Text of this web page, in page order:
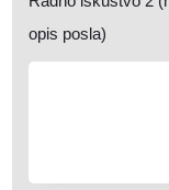
opis posla)